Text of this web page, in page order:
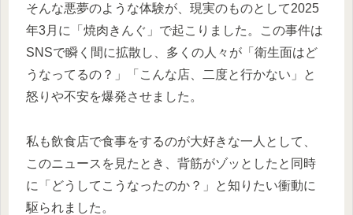
そんな悪夢のような体験が、現実のものとして2025
年3月に「焼肉きんぐ」で起こりました。この事件は
SNSで瞬く間に拡散し、多くの人々が「衛生面はど
うなってるの？」「こんな店、二度と行かない」と
怒りや不安を爆発させました。
私も飲食店で食事をするのが大好きな一人として、
このニュースを見たとき、背筋がゾッとしたと同時
に「どうしてこうなったのか？」と知りたい衝動に
駆られました。